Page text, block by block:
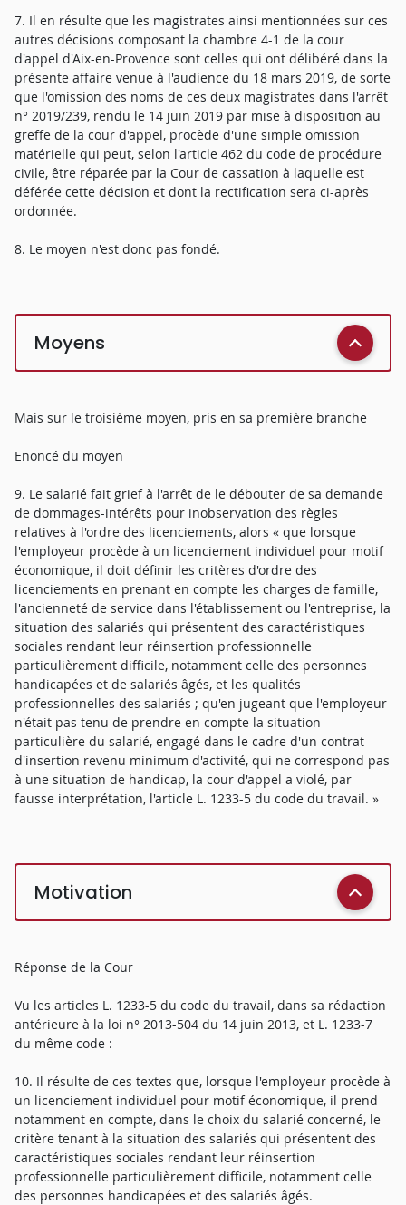
7. Il en résulte que les magistrates ainsi mentionnées sur ces
autres décisions composant la chambre 4-1 de la cour
d'appel d'Aix-en-Provence sont celles qui ont délibéré dans la
présente affaire venue à l'audience du 18 mars 2019, de sorte
que l'omission des noms de ces deux magistrates dans l'arrêt
n° 2019/239, rendu le 14 juin 2019 par mise à disposition au
greffe de la cour d'appel, procède d'une simple omission
matérielle qui peut, selon l'article 462 du code de procédure
civile, être réparée par la Cour de cassation à laquelle est
déférée cette décision et dont la rectification sera ci-après
ordonnée.
8. Le moyen n'est donc pas fondé.
Moyens
Mais sur le troisième moyen, pris en sa première branche
Enoncé du moyen
9. Le salarié fait grief à l'arrêt de le débouter de sa demande
de dommages-intérêts pour inobservation des règles
relatives à l'ordre des licenciements, alors « que lorsque
l'employeur procède à un licenciement individuel pour motif
économique, il doit définir les critères d'ordre des
licenciements en prenant en compte les charges de famille,
l'ancienneté de service dans l'établissement ou l'entreprise, la
situation des salariés qui présentent des caractéristiques
sociales rendant leur réinsertion professionnelle
particulièrement difficile, notamment celle des personnes
handicapées et de salariés âgés, et les qualités
professionnelles des salariés ; qu'en jugeant que l'employeur
n'était pas tenu de prendre en compte la situation
particulière du salarié, engagé dans le cadre d'un contrat
d'insertion revenu minimum d'activité, qui ne correspond pas
à une situation de handicap, la cour d'appel a violé, par
fausse interprétation, l'article L. 1233-5 du code du travail. »
Motivation
Réponse de la Cour
Vu les articles L. 1233-5 du code du travail, dans sa rédaction
antérieure à la loi n° 2013-504 du 14 juin 2013, et L. 1233-7
du même code :
10. Il résulte de ces textes que, lorsque l'employeur procède à
un licenciement individuel pour motif économique, il prend
notamment en compte, dans le choix du salarié concerné, le
critère tenant à la situation des salariés qui présentent des
caractéristiques sociales rendant leur réinsertion
professionnelle particulièrement difficile, notamment celle
des personnes handicapées et des salariés âgés.